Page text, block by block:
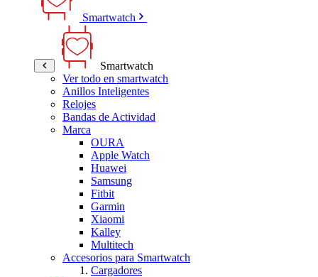
Smartwatch
Smartwatch
Ver todo en smartwatch
Anillos Inteligentes
Relojes
Bandas de Actividad
Marca
OURA
Apple Watch
Huawei
Samsung
Fitbit
Garmin
Xiaomi
Kalley
Multitech
Accesorios para Smartwatch
Cargadores